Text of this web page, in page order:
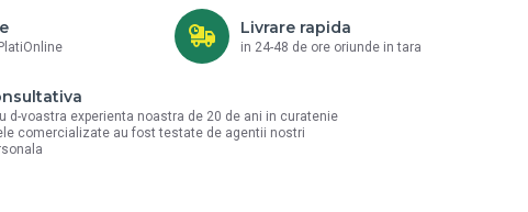
Livrare rapida
in 24-48 de ore oriunde in tara
d-voastra experienta noastra de 20 de ani in curatenie
comercializate au fost testate de agentii nostri